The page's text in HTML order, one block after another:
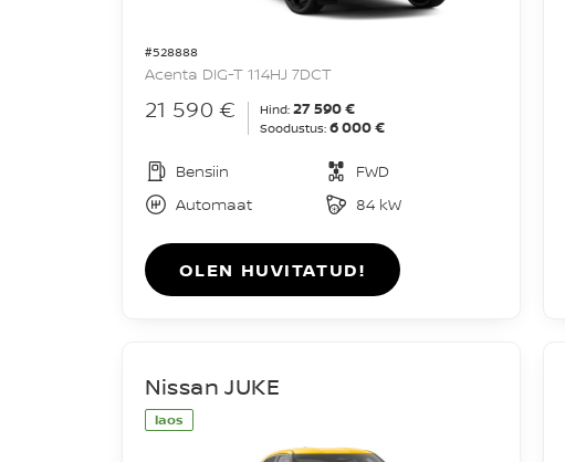
#528888
Acenta DIG-T 114HJ 7DCT
21 590 € Hind: 27 590 €
Soodustus: 6 000 €
Bensiin
FWD
Automaat
84 kW
OLEN HUVITATUD!
laos
Nissan JUKE